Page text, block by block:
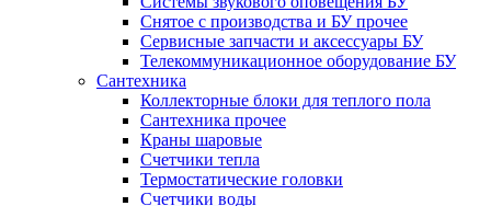
Снятое с производства и БУ прочее
Сервисные запчасти и аксессуары БУ
Телекоммуникационное оборудование БУ
Сантехника
Коллекторные блоки для теплого пола
Сантехника прочее
Краны шаровые
Счетчики тепла
Термоcтатические головки
Счетчики воды